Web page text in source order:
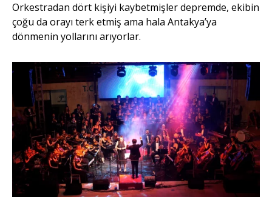
Orkestradan dört kişiyi kaybetmişler depremde, ekibin
çoğu da orayı terk etmiş ama hala Antakya’ya
dönmenin yollarını arıyorlar.